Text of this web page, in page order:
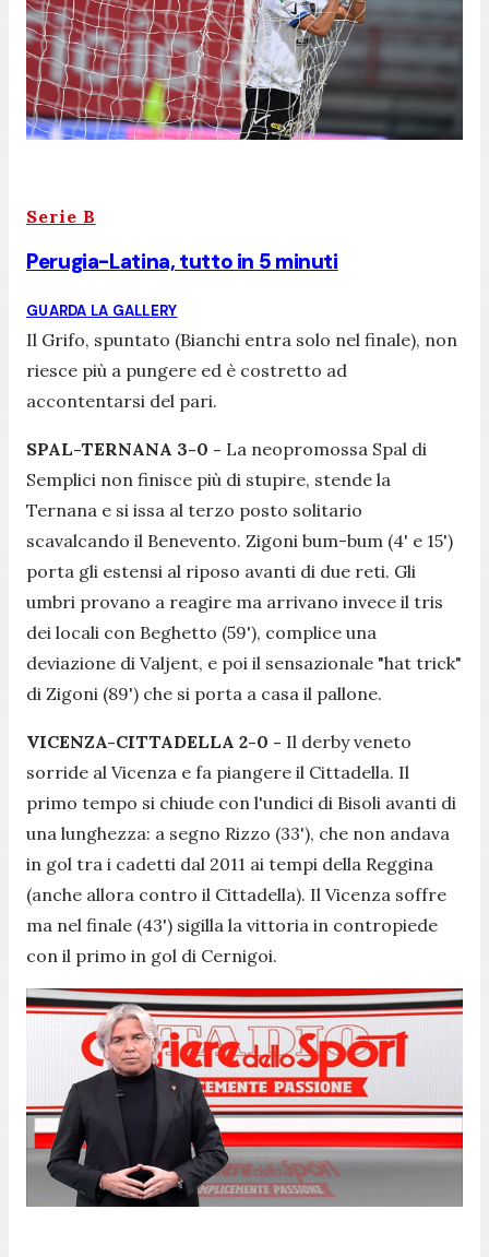
Serie B
Perugia-Latina, tutto in 5 minuti
GUARDA LA GALLERY
Il Grifo, spuntato (Bianchi entra solo nel finale), non
riesce più a pungere ed è costretto ad
accontentarsi del pari.
SPAL-TERNANA 3-0 - La neopromossa Spal di
Semplici non finisce più di stupire, stende la
Ternana e si issa al terzo posto solitario
scavalcando il Benevento. Zigoni bum-bum (4' e 15')
porta gli estensi al riposo avanti di due reti. Gli
umbri provano a reagire ma arrivano invece il tris
dei locali con Beghetto (59'), complice una
deviazione di Valjent, e poi il sensazionale "hat trick"
di Zigoni (89') che si porta a casa il pallone.
VICENZA-CITTADELLA 2-0 - Il derby veneto
sorride al Vicenza e fa piangere il Cittadella. Il
primo tempo si chiude con l'undici di Bisoli avanti di
una lunghezza: a segno Rizzo (33'), che non andava
in gol tra i cadetti dal 2011 ai tempi della Reggina
(anche allora contro il Cittadella). Il Vicenza soffre
ma nel finale (43') sigilla la vittoria in contropiede
con il primo in gol di Cernigoi.